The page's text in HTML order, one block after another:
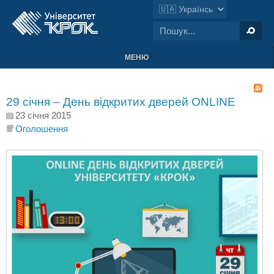
МЕНЮ
29 січня – День відкритих дверей ONLINE
23 січня 2015
Оголошення